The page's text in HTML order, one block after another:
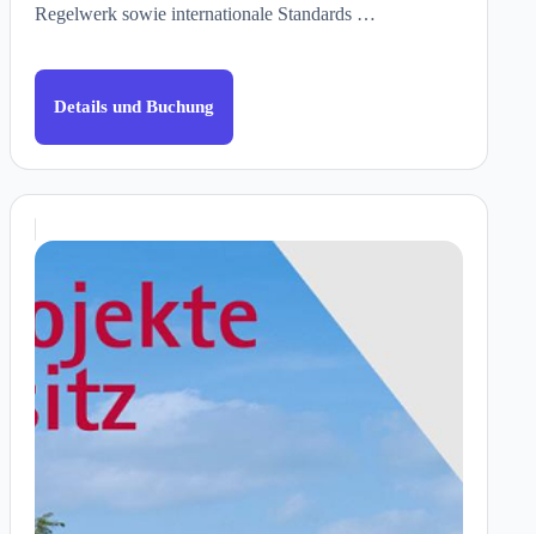
Regelwerk sowie internationale Standards …
Details und Buchung